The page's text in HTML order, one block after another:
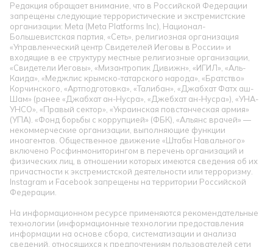
Редакция обращает внимание, что в Российской Федерации
запрещены следующие террористические и экстремистские
организации: Meta (Meta Platforms Inc), Национал-
Большевистская партия, «Сеть», религиозная организация
«Управленческий центр Свидетелей Иеговы в России» и
входящие в ее структуру местные религиозные организации,
«Свидетели Иеговы», «Мизантропик Дивижн», «ИГИЛ», «Аль-
Каида», «Меджлис крымско-татарского народа», «Братство»
Корчинского, «Артподготовка», «Талибан», «Джабхат Фатх аш-
Шам» (ранее «Джабхат ан-Нусра», «Джебхат ан-Нусра»), «УНА-
УНСО», «Правый сектор», «Украинская повстанческая армия»
(УПА). «Фонд борьбы с коррупцией» (ФБК), «Альянс врачей» —
некоммерческие организации, выполняющие функции
иноагентов. Общественное движение «Штабы Навального»
включено Росфинмониторингом в перечень организаций и
физических лиц, в отношении которых имеются сведения об их
причастности к экстремистской деятельности или терроризму.
Instagram и Facebook запрещены на территории Российской
Федерации.
На информационном ресурсе применяются рекомендательные
технологии (информационные технологии предоставления
информации на основе сбора, систематизации и анализа
сведений, относящихся к предпочтениям пользователей сети